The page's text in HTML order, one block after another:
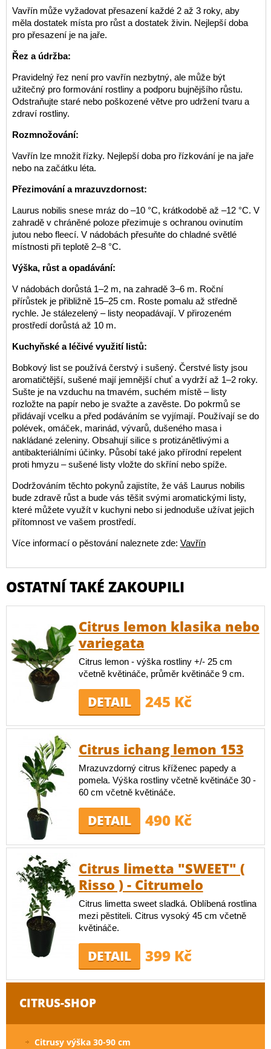
Vavřín může vyžadovat přesazení každé 2 až 3 roky, aby
měla dostatek místa pro růst a dostatek živin. Nejlepší doba
pro přesazení je na jaře.
Řez a údržba:
Pravidelný řez není pro vavřín nezbytný, ale může být
užitečný pro formování rostliny a podporu bujnějšího růstu.
Odstraňujte staré nebo poškozené větve pro udržení tvaru a
zdraví rostliny.
Rozmnožování:
Vavřín lze množit řízky. Nejlepší doba pro řízkování je na jaře
nebo na začátku léta.
Přezimování a mrazuvzdornost:
Laurus nobilis snese mráz do –10 °C, krátkodobě až –12 °C. V
zahradě v chráněné poloze přezimuje s ochranou ovinutím
jutou nebo fleecí. V nádobách přesuňte do chladné světlé
místnosti při teplotě 2–8 °C.
Výška, růst a opadávání:
V nádobách dorůstá 1–2 m, na zahradě 3–6 m. Roční
přírůstek je přibližně 15–25 cm. Roste pomalu až středně
rychle. Je stálezelený – listy neopadávají. V přirozeném
prostředí dorůstá až 10 m.
Kuchyňské a léčivé využití listů:
Bobkový list se používá čerstvý i sušený. Čerstvé listy jsou
aromatičtější, sušené mají jemnější chuť a vydrží až 1–2 roky.
Sušte je na vzduchu na tmavém, suchém místě – listy
rozložte na papír nebo je svažte a zavěste. Do pokrmů se
přidávají vcelku a před podáváním se vyjímají. Používají se do
polévek, omáček, marinád, vývarů, dušeného masa i
nakládané zeleniny. Obsahují silice s protizánětlivými a
antibakteriálními účinky. Působí také jako přírodní repelent
proti hmyzu – sušené listy vložte do skříní nebo spíže.
Dodržováním těchto pokynů zajistíte, že váš Laurus nobilis
bude zdravě růst a bude vás těšit svými aromatickými listy,
které můžete využít v kuchyni nebo si jednoduše užívat jejich
přítomnost ve vašem prostředí.
Více informací o pěstování naleznete zde: Vavřín
OSTATNÍ TAKÉ ZAKOUPILI
Citrus lemon klasika nebo
variegata
Citrus lemon - výška rostliny +/- 25 cm
včetně květináče, průměr květináče 9 cm.
DETAIL 245 Kč
Citrus ichang lemon 153
Mrazuvzdorný citrus kříženec papedy a
pomela. Výška rostliny včetně květináče 30 -
60 cm včetně květináče.
DETAIL 490 Kč
Citrus limetta "SWEET" (
Risso ) - Citrumelo
Citrus limetta sweet sladká. Oblíbená rostlina
mezi pěstiteli. Citrus vysoký 45 cm včetně
květináče.
DETAIL 399 Kč
CITRUS-SHOP
Citrusy výška 30-90 cm